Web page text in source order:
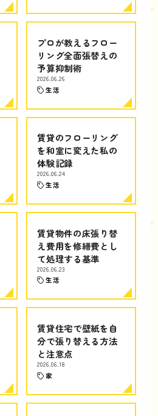
プロが教えるフロー
リング全面張替えの
予算抑制術
2026.06.26
生活
賃貸のフローリング
を和室に変えた私の
体験記録
2026.06.24
生活
賃貸物件の床張り替
え費用を修繕費とし
て処理する基準
2026.06.23
生活
賃貸住宅で壁紙を自
分で張り替える方法
と注意点
2026.06.18
家